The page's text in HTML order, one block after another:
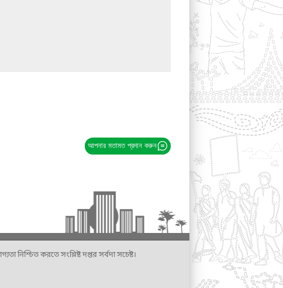
আপনার মতামত প্রদান করুন
নিশ্চিত করতে সংশ্লিষ্ট দপ্তর সর্বদা সচেষ্ট।